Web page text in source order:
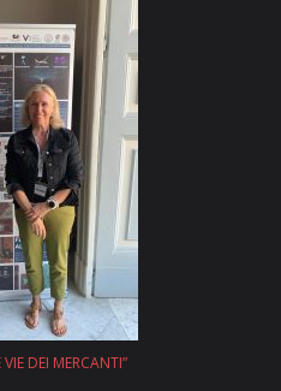
DEI MERCANTI”